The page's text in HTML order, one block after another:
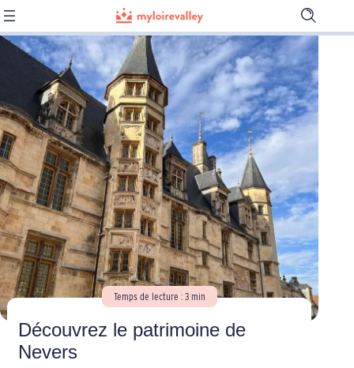
Ouvrir
la
barre
Temps de lecture : 3 min
Découvrez le patrimoine de
Nevers